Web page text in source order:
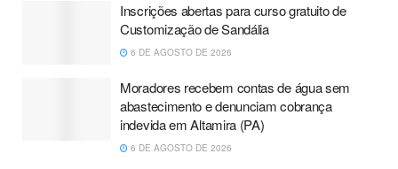
Inscrições abertas para curso gratuito de
Customização de Sandália
6 DE AGOSTO DE 2026
Moradores recebem contas de água sem
abastecimento e denunciam cobrança
indevida em Altamira (PA)
6 DE AGOSTO DE 2026